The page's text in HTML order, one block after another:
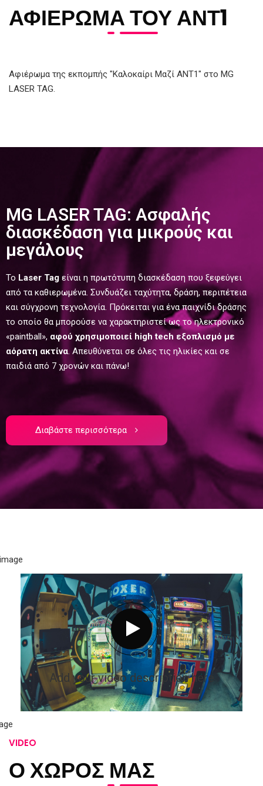
ΑΦΙΕΡΩΜΑ ΤΟΥ ΑΝΤ1
Αφιέρωμα της εκπομπής "Καλοκαίρι Μαζί ΑΝΤ1" στο MG
LASER TAG.
MG LASER TAG: Ασφαλής
διασκέδαση για μικρούς και
μεγάλους
Το Laser Tag είναι η πρωτότυπη διασκέδαση που ξεφεύγει
από τα καθιερωμένα. Συνδυάζει ταχύτητα, δράση, περιπέτεια
και σύγχρονη τεχνολογία. Πρόκειται για ένα παιχνίδι δράσης
το οποίο θα μπορούσε να χαρακτηριστεί ως το ηλεκτρονικό
«paintball», αφού χρησιμοποιεί high tech εξοπλισμό με
αόρατη ακτίνα. Aπευθύνεται σε όλες τις ηλικίες και σε
παιδιά από 7 χρονών και πάνω!
Διαβάστε περισσότερα
Add your video description here
VIDEO
Ο ΧΩΡΟΣ ΜΑΣ